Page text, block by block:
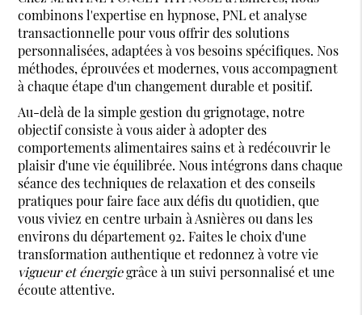
combinons l'expertise en hypnose, PNL et analyse
transactionnelle pour vous offrir des solutions
personnalisées, adaptées à vos besoins spécifiques. Nos
méthodes, éprouvées et modernes, vous accompagnent
à chaque étape d'un changement durable et positif.
Au-delà de la simple gestion du grignotage, notre
objectif consiste à vous aider à adopter des
comportements alimentaires sains et à redécouvrir le
plaisir d'une vie équilibrée. Nous intégrons dans chaque
séance des techniques de relaxation et des conseils
pratiques pour faire face aux défis du quotidien, que
vous viviez en centre urbain à Asnières ou dans les
environs du département 92. Faites le choix d'une
transformation authentique et redonnez à votre vie
vigueur et énergiegrâce à un suivi personnalisé et une
écoute attentive.